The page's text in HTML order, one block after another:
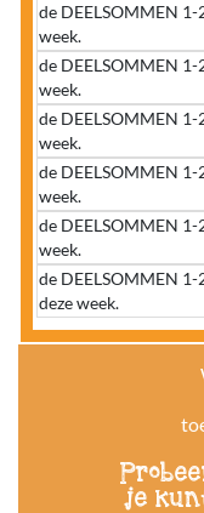
je
de DEELSOMMEN
week.
de DEELSOMMEN
week.
de DEELSOMMEN
week.
de DEELSOMMEN
week.
de DEELSOMMEN
week.
de DEELSOMMEN
deze week.